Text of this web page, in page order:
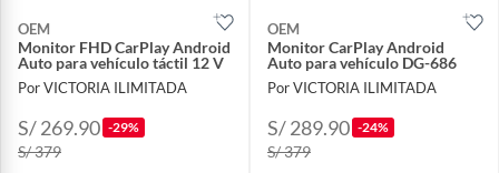
OEM
Monitor FHD CarPlay Android
Auto para vehículo táctil 12 V
Por VICTORIA ILIMITADA
S/ 269.90 -29%
S/ 379
OEM
Monitor CarPlay Android
Auto para vehículo DG-686
Por VICTORIA ILIMITADA
S/ 289.90 -24%
S/ 379